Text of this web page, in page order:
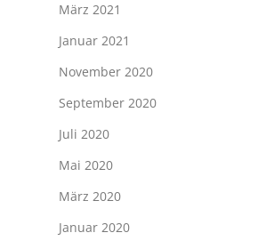
März 2021
Januar 2021
November 2020
September 2020
Juli 2020
Mai 2020
März 2020
Januar 2020